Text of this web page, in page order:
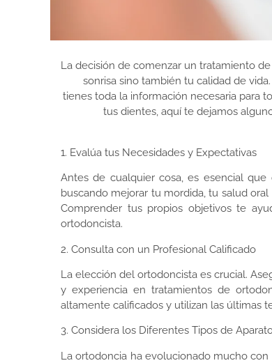
La decisión de comenzar un tratamiento
sonrisa sino también tu calidad de
tienes toda la información necesaria para
tus dientes, aquí te dejamos
1. Evalúa tus Necesidades y Expectativas
Antes de cualquier cosa, es esencial
buscando mejorar tu mordida, tu salud
Comprender tus propios objetivos te
ortodoncista.
2. Consulta con un Profesional Calificado
La elección del ortodoncista es crucial.
y experiencia en tratamientos de
altamente calificados y utilizan las últimas
3. Considera los Diferentes Tipos de
La ortodoncia ha evolucionado mucho